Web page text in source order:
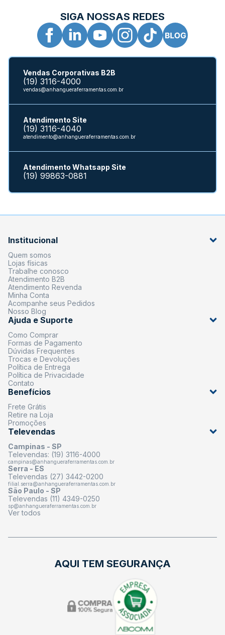
SIGA NOSSAS REDES
Vendas Corporativas B2B
(19) 3116-4000
vendas@anhangueraferramentas.com.br
Atendimento Site
(19) 3116-4040
atendimento@anhangueraferramentas.com.br
Atendimento Whatsapp Site
(19) 99863-0881
Institucional
Quem somos
Lojas físicas
Trabalhe conosco
Atendimento B2B
Atendimento Revenda
Minha Conta
Acompanhe seus Pedidos
Nosso Blog
Ajuda e Suporte
Como Comprar
Formas de Pagamento
Dúvidas Frequentes
Trocas e Devoluções
Política de Entrega
Política de Privacidade
Contato
Benefícios
Frete Grátis
Retire na Loja
Promoções
Televendas
Campinas - SP
Televendas: (19) 3116-4000
campinas@anhangueraferramentas.com.br
Serra - ES
Televendas (27) 3442-0200
filial.serra@anhangueraferramentas.com.br
São Paulo - SP
Televendas (11) 4349-0250
sp@anhangueraferramentas.com.br
Ver todos
AQUI TEM SEGURANÇA